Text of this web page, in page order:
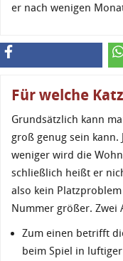
er nach wenigen
Für welche
Grundsätzlich kann
groß genug sein kann.
weniger wird die
schließlich heißt er
also kein
Nummer größer. Zwei
Zum einen betrifft
beim Spiel in